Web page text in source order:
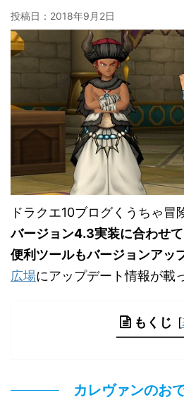
投稿日： 2018年9月2日
ドラクエ10ブログくうちゃ冒
バージョン4.3実装に合わせ
便利ツールもバージョンアッ
広場にアップデート情報が載
もくじ [
カレヴァンのお